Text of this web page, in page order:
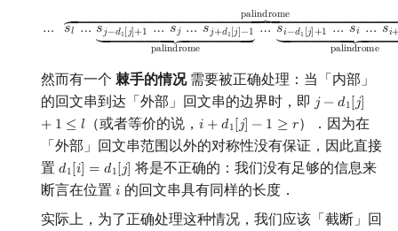
…
palindrome
⏞¯¯¯¯¯¯¯¯¯¯¯¯¯¯
⏞
𝑠𝑙 … 𝑠𝑗−𝑑1[𝑗]+1 … 𝑠𝑗 … 𝑠𝑗+𝑑1[𝑗]−1
⏟_____⏟_____
⏟
palindrome
… 𝑠𝑖−𝑑1 [𝑗]+1 … 𝑠𝑖 … 𝑠𝑖
⏟_____⏟
palindrome
1⏟palindrome
然而有一个 棘手的情况需要被正确处理：当「内部」
的回文串到达「外部」回文串的边界时，即 𝑗 −𝑑1[𝑗]
+ 1 ≤ 𝑙
j−d 1[j]+1
（或者等价的说，𝑖 +𝑑1[𝑗] − 1 ≥ 𝑟
i +d 1[j]−1 ≥r
）．因为在
「外部」回文串范围以外的对称性没有保证，因此直接
置 𝑑1[𝑖] = 𝑑1[𝑗]
d1[i =d 1[j]
将是不正确的：我们没有足够的信息来
断言在位置 𝑖
i 的回文串具有同样的长度．
实际上，为了正确处理这种情况，我们应该「截断」回